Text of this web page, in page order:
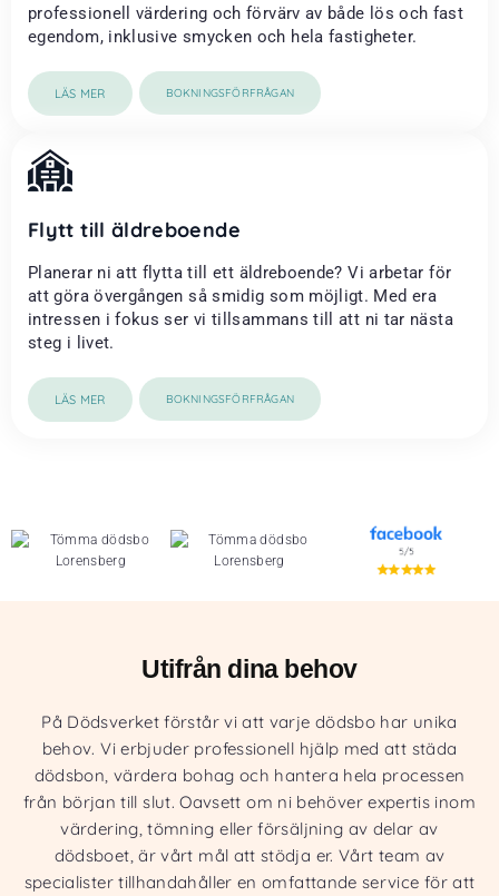
professionell värdering och förvärv av både lös och fast
egendom, inklusive smycken och hela fastigheter.
LÄS MER BOKNINGSFÖRFRÅGAN
Flytt till äldreboende
Planerar ni att flytta till ett äldreboende? Vi arbetar för
att göra övergången så smidig som möjligt. Med era
intressen i fokus ser vi tillsammans till att ni tar nästa
steg i livet.
LÄS MER BOKNINGSFÖRFRÅGAN
Utifrån dina behov
På Dödsverket förstår vi att varje dödsbo har unika
behov. Vi erbjuder professionell hjälp med att städa
dödsbon, värdera bohag och hantera hela processen
från början till slut. Oavsett om ni behöver expertis inom
värdering, tömning eller försäljning av delar av
dödsboet, är vårt mål att stödja er. Vårt team av
specialister tillhandahåller en omfattande service för att